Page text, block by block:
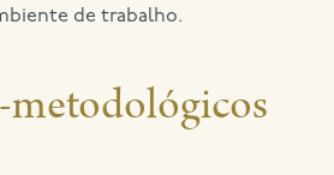
de trabalho.
metodológicos